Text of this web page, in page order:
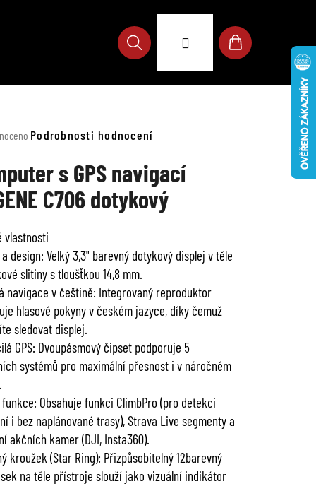
Hledat
Přihlášení
Nákupní
Podrobnosti hodnocení
s GPS navigací
C706 dotykový
vlastnosti
design: Velký 3,3" barevný dotykový displej v těle
slitiny s tloušťkou 14,8 mm.
navigace v češtině: Integrovaný reproduktor
hlasové pokyny v českém jazyce, díky čemuž
sledovat displej.
GPS: Dvoupásmový čipset podporuje 5
systémů pro maximální přesnost i v náročném
Obsahuje funkci ClimbPro (pro detekci
i bez naplánované trasy), Strava Live segmenty a
akčních kamer (DJI, Insta360).
kroužek (Star Ring): Přizpůsobitelný 12barevný
na těle přístroje slouží jako vizuální indikátor